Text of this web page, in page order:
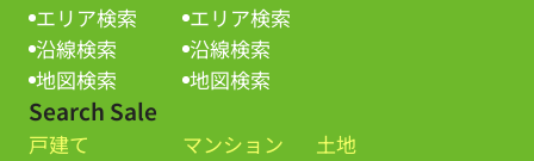
エリア検索
沿線検索
地図検索
エリア検索
沿線検索
地図検索
Search Sale
戸建て
マンション
土地